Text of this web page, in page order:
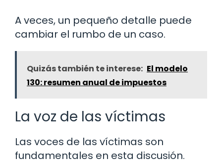
A veces, un pequeño detalle puede
cambiar el rumbo de un caso.
Quizás también te interese: El modelo
130: resumen anual de impuestos
La voz de las víctimas
Las voces de las víctimas son
fundamentales en esta discusión.